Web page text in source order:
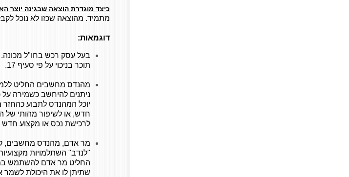
כיצד מוגדרת הוצאה שבגינה יוצר
מתמיד. מהוצאה שכזו לא נוכל
דוגמאות:
בעל עסק רכש בחו"ל מכונה.
תוכר בניכוי על פי סעיף 17.
מהנדס מחשבים החליט
ניתנים להיחשב כשמירה
יוכל המהנדס לתבוע
חדש, או לשיפור מהותי של
לרכישת נכס או מקצוע חדש
מר אדם, מהנדס מחשבים,
"לנדב" השתלמויות
החליט מר אדם להשתמש
שתיתן לו את היכולת